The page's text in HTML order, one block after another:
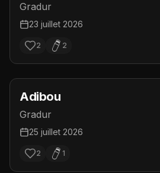
Gradur
23 juillet 2026
2 2
Adibou
Gradur
25 juillet 2026
2 1